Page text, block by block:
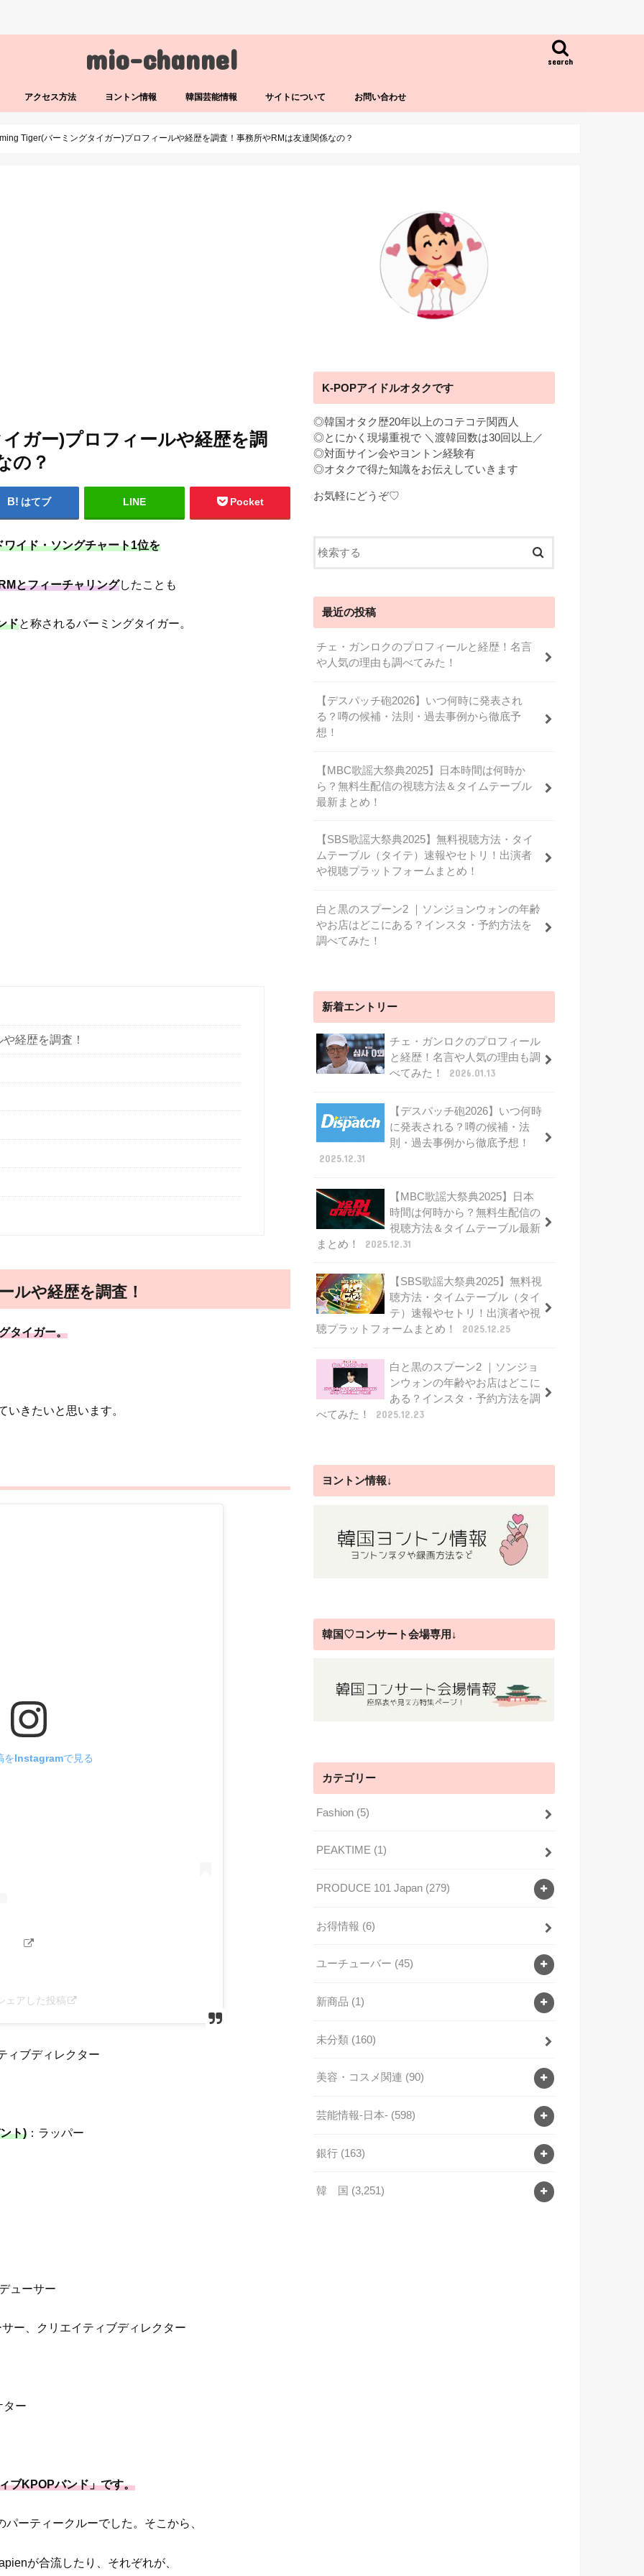
mio-channel search
アクセス方法 ヨントン情報 韓国芸能情報 サイトについて お問い合わせ
Tiger(バーミングタイガー)プロフィールや経歴を調査！事務所やRMは友達関係なの？
ガー)プロフィールや経歴を調
の？
はてブ LINE Pocket
イド・ソングチャート1位を
とフィーチャリングしたことも
ドと称されるバーミングタイガー。
経歴を調査！
ルや経歴を調査！
タイガー。
きたいと思います。
をInstagramで見る
ェアした投稿
ィブディレクター
ト) ：ラッパー
ューサー
ー、クリエイティブディレクター
ター
ブKPOPバンド」です。
ーティークルーでした。そこから、
が合流したり、それぞれが、
K-POPアイドルオタクです
◎韓国オタク歴20年以上のコテコテ関西人
◎とにかく現場重視で ＼渡韓回数は30回以上／
◎対面サイン会やヨントン経験有
◎オタクで得た知識をお伝えしていきます
お気軽にどうぞ♡
最近の投稿
チェ・ガンロクのプロフィールと経歴！名言
や人気の理由も調べてみた！
【デスパッチ砲2026】いつ何時に発表され
る？噂の候補・法則・過去事例から徹底予
想！
【MBC歌謡大祭典2025】日本時間は何時か
ら？無料生配信の視聴方法＆タイムテーブル
最新まとめ！
【SBS歌謡大祭典2025】無料視聴方法・タイ
ムテーブル（タイテ）速報やセトリ！出演者
や視聴プラットフォームまとめ！
白と黒のスプーン2 ｜ソンジョンウォンの年齢
やお店はどこにある？インスタ・予約方法を
調べてみた！
新着エントリー
チェ・ガンロクのプロフィール
と経歴！名言や人気の理由も調
べてみた！
2026.01.13
【デスパッチ砲2026】いつ何時
に発表される？噂の候補・法
則・過去事例から徹底予想！
2025.12.31
【MBC歌謡大祭典2025】日本
時間は何時から？無料生配信の
視聴方法＆タイムテーブル最新
まとめ！
2025.12.31
【SBS歌謡大祭典2025】無料視
聴方法・タイムテーブル（タイ
テ）速報やセトリ！出演者や視
聴プラットフォームまとめ！
2025.12.25
白と黒のスプーン2 ｜ソンジョ
ンウォンの年齢やお店はどこに
ある？インスタ・予約方法を調
べてみた！
2025.12.23
ヨントン情報↓
韓国♡コンサート会場専用↓
カテゴリー
Fashion (5)
PEAKTIME (1)
PRODUCE 101 Japan (279)
お得情報 (6)
ユーチューバー (45)
新商品 (1)
未分類 (160)
美容・コスメ関連 (90)
芸能情報-日本- (598)
銀行 (163)
韓 国 (3,251)